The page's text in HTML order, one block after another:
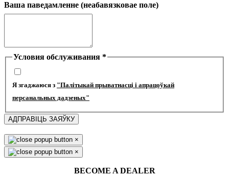
Ваша паведамленне (неабавязковае поле)
Условия обслуживания *
Я згаджаюся з "Палітыкай прыватнасці і апрацоўкай
персанальных дадзеных"
АДПРАВІЦЬ ЗАЯЎКУ
×
×
BECOME A DEALER